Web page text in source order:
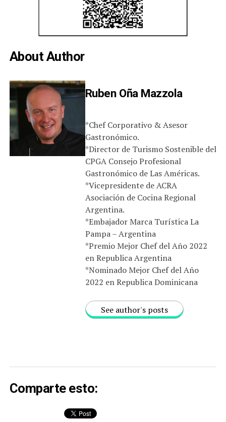
About Author
Ruben Oña Mazzola
*Chef Corporativo & Asesor
Gastronómico.
*Director de Turismo Sostenible del
CPGA Consejo Profesional
Gastronómico de Las Américas.
*Vicepresidente de ACRA
Asociación de Cocina Regional
Argentina.
*Embajador Marca Turística La
Pampa – Argentina
*Premio Mejor Chef del Año 2022
en Republica Argentina
*Nominado Mejor Chef del Año
2022 en Republica Dominicana
See author's posts
Comparte esto: